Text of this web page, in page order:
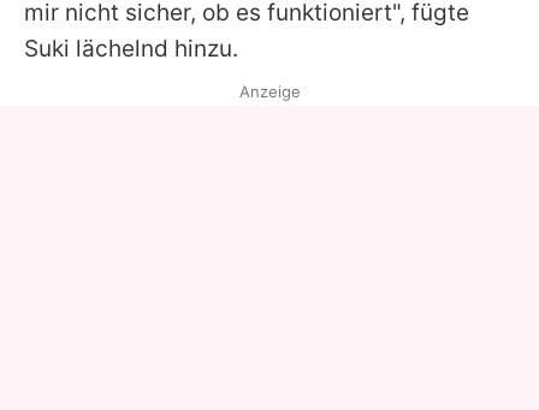
mir nicht sicher, ob es funktioniert", fügte
Suki lächelnd hinzu.
Anzeige